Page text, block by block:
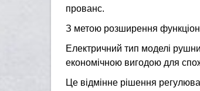
прованс.
З метою розширення
Електричний тип моделі
економічною вигодою для
Це відмінне рішення